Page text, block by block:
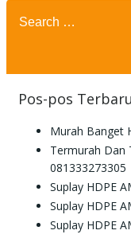
Search
for:
Pos-pos Terbaru
Murah Banget
Termurah Dan
081333273305
Suplay HDPE
Suplay HDPE
Suplay HDPE